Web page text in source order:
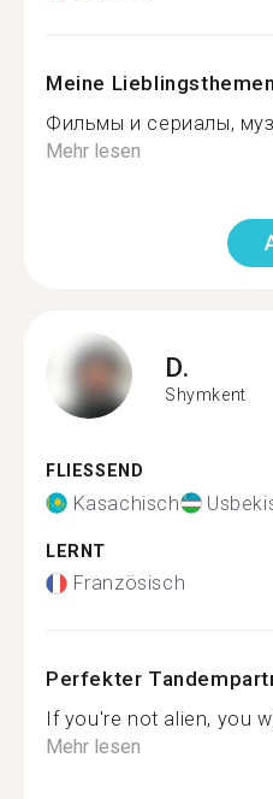
Meine Lieblingsthemen
Фильмы и сериалы,
Mehr lesen
D.
Shymkent
FLIESSEND
Kasachisch
LERNT
Französisch
Perfekter
If you're not alien, you
Mehr lesen